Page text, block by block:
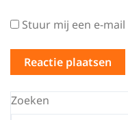
Stuur mij een e-
Zoeken